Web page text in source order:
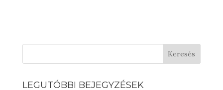
Keresés
LEGUTÓBBI BEJEGYZÉSEK